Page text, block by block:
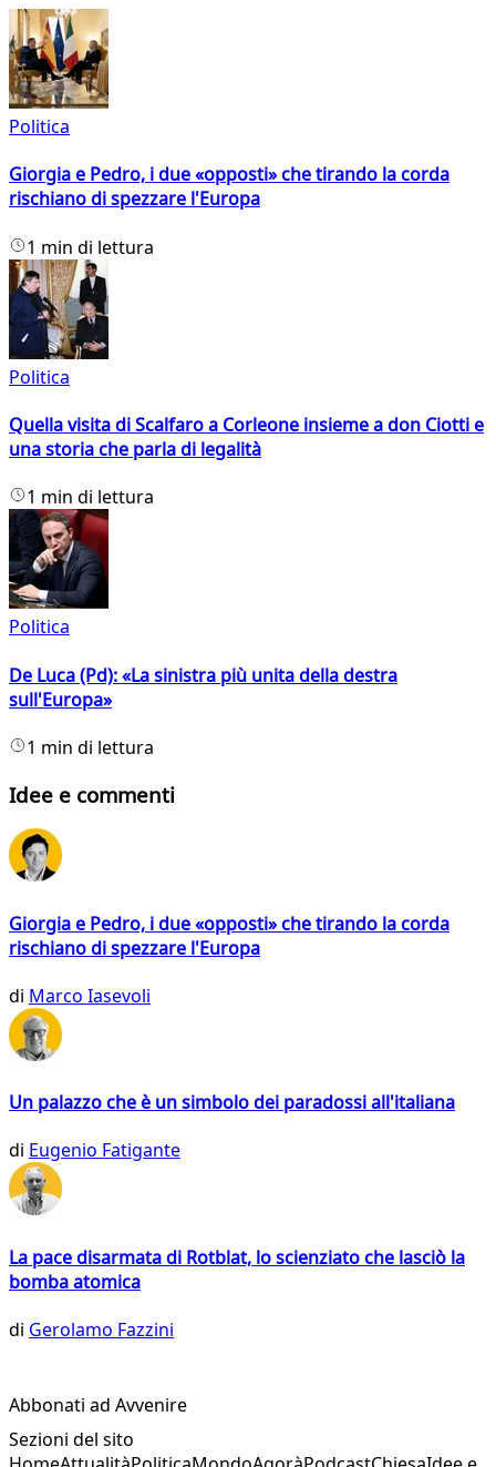
Politica
Giorgia e Pedro, i due «opposti» che tirando la corda
rischiano di spezzare l'Europa
1 min di lettura
Politica
Quella visita di Scalfaro a Corleone insieme a don Ciotti e
una storia che parla di legalità
1 min di lettura
Politica
De Luca (Pd): «La sinistra più unita della destra
sull'Europa»
1 min di lettura
Idee e commenti
Giorgia e Pedro, i due «opposti» che tirando la corda
rischiano di spezzare l'Europa
di Marco Iasevoli
Un palazzo che è un simbolo dei paradossi all'italiana
di Eugenio Fatigante
La pace disarmata di Rotblat, lo scienziato che lasciò la
bomba atomica
di Gerolamo Fazzini
Abbonati ad Avvenire
Sezioni del sito